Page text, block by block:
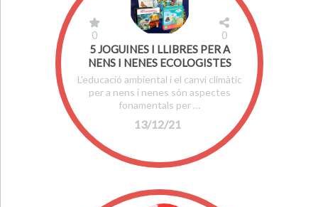
13/12/21
0 0
5 JOGUINES I LLIBRES PER A
NENS I NENES ECOLOGISTES
L'educació ambiental i el canvi climàtic
per a nens i nenes són aspectes
fonamentals per …